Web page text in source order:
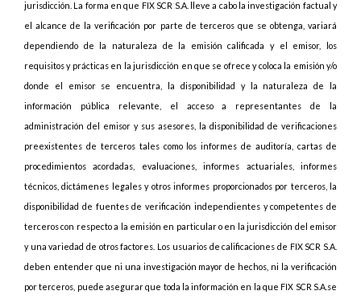
jurisdicción. La forma en que FIX SCR S.A. lleve a cabo la investigación factual y
el alcance de la verificación por parte de terceros que se obtenga, variará
dependiendo de la naturaleza de la emisión calificada y el emisor, los
requisitos y prácticas en la jurisdicción en que se ofrece y coloca la emisión y/o
donde el emisor se encuentra, la disponibilidad y la naturaleza de la
información pública relevante, el acceso a representantes de la
administración del emisor y sus asesores, la disponibilidad de verificaciones
preexistentes de terceros tales como los informes de auditoría, cartas de
procedimientos acordadas, evaluaciones, informes actuariales, informes
técnicos, dictámenes legales y otros informes proporcionados por terceros, la
disponibilidad de fuentes de verificación independientes y competentes de
terceros con respecto a la emisión en particular o en la jurisdicción del emisor
y una variedad de otros factores. Los usuarios de calificaciones de FIX SCR S.A.
deben entender que ni una investigación mayor de hechos, ni la verificación
por terceros, puede asegurar que toda la información en la que FIX SCR S.A.se